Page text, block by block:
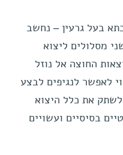
בעל גרעין – נחשב
מסלולים ליצוא
החוצה אל נוזל
לאפשר לנגיפים לבצע
לשתק את כלל היצוא
בסיסיים ועשויים